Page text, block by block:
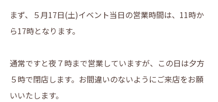
まず、５月17日(土)イベント当日の営業時間は、11時か
ら17時となります。
通常ですと夜７時まで営業していますが、この日は夕方
５時で閉店します。お間違いのないようにご来店をお願
いいたします。